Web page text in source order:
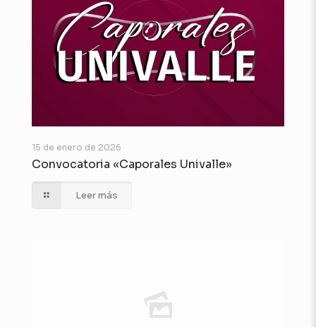
15 de enero de 2026
Convocatoria «Caporales Univalle»
Leer más